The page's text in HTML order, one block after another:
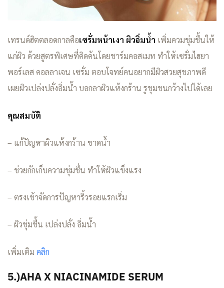
เทรนด์ฮิตตลอดกาลคือเซรั่มหน้าเงา ผิวอิ่มน้ำ เพิ่มควมชุ่มชื้นให้
แก่ผิว ด้วยสูตรพิเศษที่คิดค้นโดยชาร์มคอสเมท ทำให้เซรั่มไฮยา
พอร์เลส คอลลาเจน เซรั่ม ตอบโจทย์คนอยากมีผิวสวยสุขภาพดี
เผยผิวเปล่งปลั่งอิ่มน้ำ บอกลาผิวแห้งกร้าน รูขุมขนกว้างไปได้เลย
คุณสมบัติ
– แก้ปัญหาผิวแห้งกร้าน ขาดน้ำ
– ช่วยกักเก็บความชุ่มชื่น ทำให้ผิวแข็งแรง
– ตรงเข้าจัดการปัญหาริ้วรอยแรกเริ่ม
– ผิวชุ่มชื้น เปล่งปลั่ง อิ่มน้ำ
เพิ่มเติม คลิก
5.)AHA X NIACINAMIDE SERUM